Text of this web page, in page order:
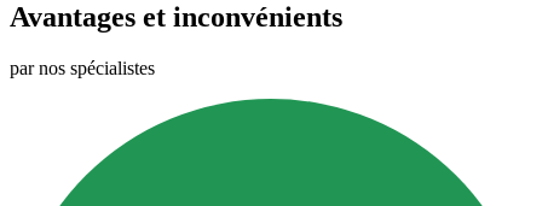
Avantages et inconvénients
par nos spécialistes